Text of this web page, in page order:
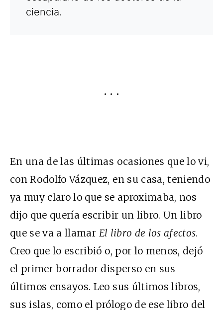
ciencia.
• • •
En una de las últimas ocasiones que lo vi,
con Rodolfo Vázquez, en su casa, teniendo
ya muy claro lo que se aproximaba, nos
dijo que quería escribir un libro. Un libro
que se va a llamar El libro de los afectos.
Creo que lo escribió o, por lo menos, dejó
el primer borrador disperso en sus
últimos ensayos. Leo sus últimos libros,
sus islas, como el prólogo de ese libro del